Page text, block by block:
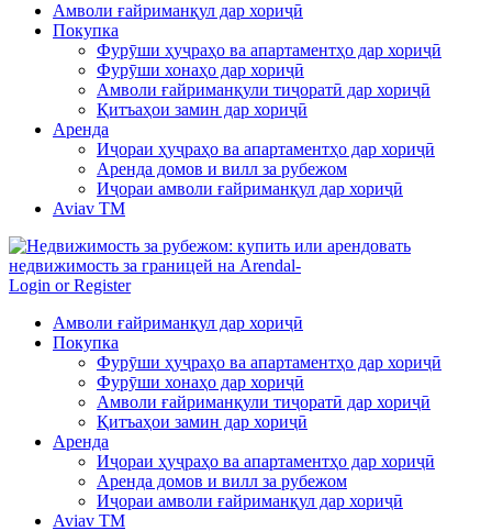
Амволи ғайриманқул дар хориҷӣ
Покупка
Фурӯши ҳуҷраҳо ва апартаментҳо дар хориҷӣ
Фурӯши хонаҳо дар хориҷӣ
Амволи ғайриманқули тиҷоратӣ дар хориҷӣ
Қитъаҳои замин дар хориҷӣ
Аренда
Иҷораи ҳуҷраҳо ва апартаментҳо дар хориҷӣ
Аренда домов и вилл за рубежом
Иҷораи амволи ғайриманқул дар хориҷӣ
Aviav TM
Login or Register
Амволи ғайриманқул дар хориҷӣ
Покупка
Фурӯши ҳуҷраҳо ва апартаментҳо дар хориҷӣ
Фурӯши хонаҳо дар хориҷӣ
Амволи ғайриманқули тиҷоратӣ дар хориҷӣ
Қитъаҳои замин дар хориҷӣ
Аренда
Иҷораи ҳуҷраҳо ва апартаментҳо дар хориҷӣ
Аренда домов и вилл за рубежом
Иҷораи амволи ғайриманқул дар хориҷӣ
Aviav TM